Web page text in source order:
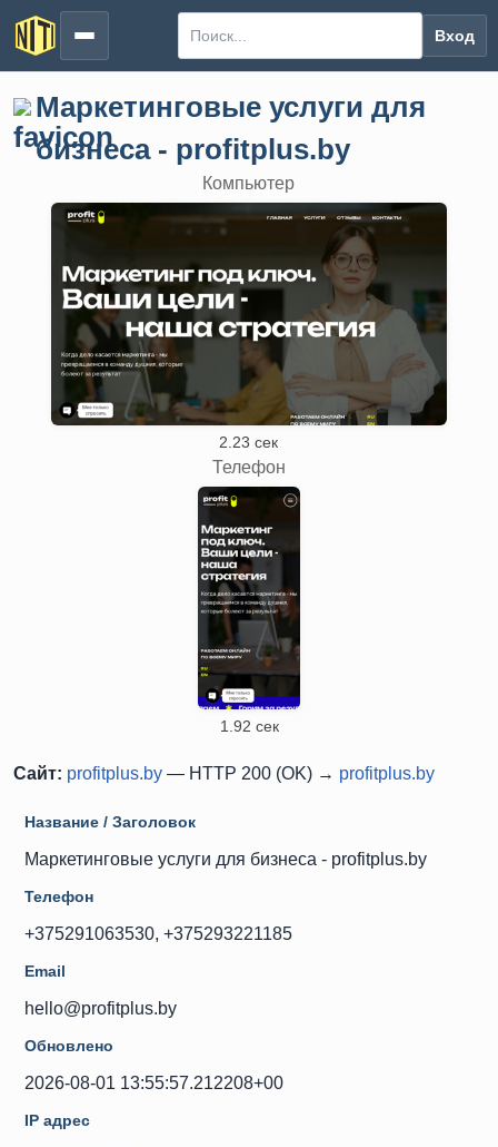
Вход
Маркетинговые услуги для
бизнеса - profitplus.by
Компьютер
2.23 сек
Телефон
1.92 сек
Сайт: profitplus.by — HTTP 200 (OK) → profitplus.by
Название / Заголовок
Маркетинговые услуги для бизнеса - profitplus.by
Телефон
+375291063530, +375293221185
Email
hello@profitplus.by
Обновлено
2026-08-01 13:55:57.212208+00
IP адрес